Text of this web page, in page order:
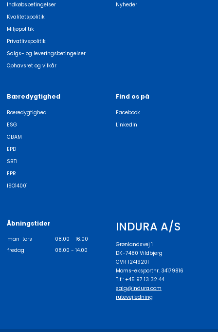
Indkøbsbetingelser
Kvalitetspolitik
Miljøpolitik
Privatlivspolitik
Salgs- og leveringsbetingelser
Ophavsret og vilkår
Nyheder
Bæredygtighed
Bæredygtighed
ESG
CBAM
EPD
SBTi
EPR
ISO14001
Find os på
Facebook
LinkedIn
Åbningstider
man-tors
08.00 - 16.00
fredag
08.00 - 14.00
INDURA A/S
Grønlandsvej 1
DK-7480 Vildbjerg
CVR 12419201
Moms-eksportnr. 34179816
Tlf.: +45 97 13 32 44
salg@indura.com
rutevejledning